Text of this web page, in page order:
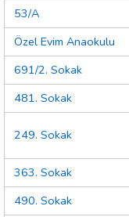
53/A
Özel Evim Anaokulu
691/2. Sokak
481. Sokak
249. Sokak
363. Sokak
490. Sokak